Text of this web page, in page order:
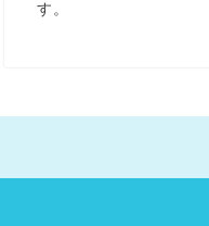
す。